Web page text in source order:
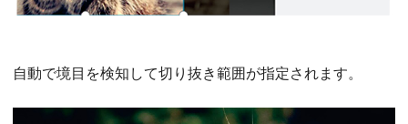
自動で境目を検知して切り抜き範囲が指定されます。